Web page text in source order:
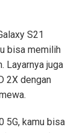
S21
bisa memilih
Layarnya juga
2X dengan
5G, kamu bisa